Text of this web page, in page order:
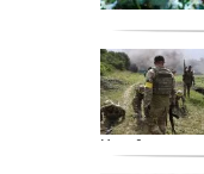
Украйна